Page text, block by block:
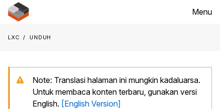
Menu
LXC Unduh
Note: Translasi halaman ini mungkin kadaluarsa.
Untuk membaca konten terbaru, gunakan versi
English. [English Version]